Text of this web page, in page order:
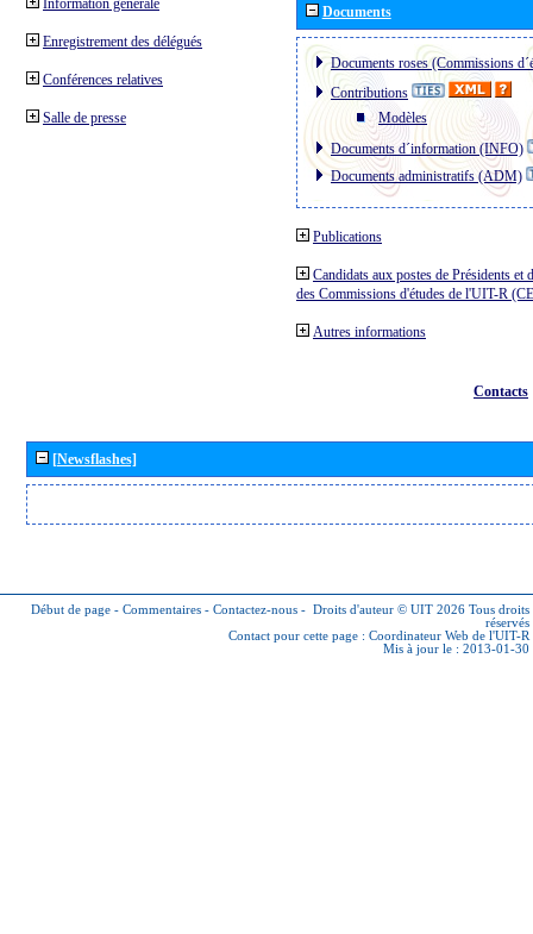
Enregistrement des délégués
Conférences relatives
Salle de presse
Documents
Documents roses (Commissions
Contributions
Modèles
Documents d´information (INFO)
Documents administratifs (ADM)
Publications
Candidats aux postes de Présidents et
des Commissions d'études de l'UIT-R
Autres informations
Contacts
[Newsflashes]
Début de page - Commentaires - Contactez-nous - Droits d'auteur © UIT 2026 Tous droits
réservés
Contact pour cette page : Coordinateur Web de l'UIT-R
Mis à jour le : 2013-01-30